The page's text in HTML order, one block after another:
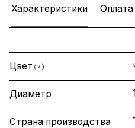
Характеристики Оплата
Цвет ?
Диаметр
Страна производства